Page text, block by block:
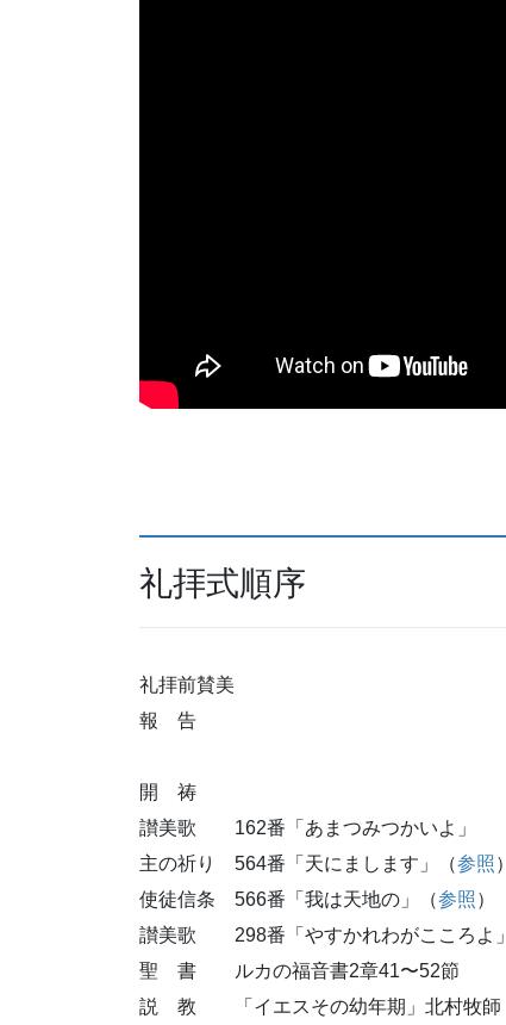
礼拝式順序
礼拝前賛美
報 告
開 祷
讃美歌 162番「あまつみつかいよ」
主の祈り 564番「天にまします」（参照 ）
使徒信条 566番「我は天地の」（参照 ）
讃美歌 298番「やすかれわがこころよ」
聖 書 ルカの福音書2章41〜52節
説 教 「イエスその幼年期」北村牧師